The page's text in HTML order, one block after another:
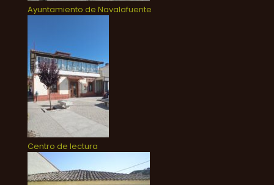
Ayuntamiento de Navalafuente
Centro de lectura